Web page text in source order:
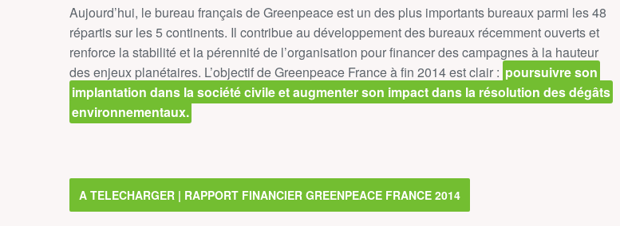
Aujourd’hui, le bureau français de Greenpeace est un des plus importants bureaux parmi les 48
répartis sur les 5 continents. Il contribue au développement des bureaux récemment ouverts et
renforce la stabilité et la pérennité de l’organisation pour financer des campagnes à la hauteur
des enjeux planétaires. L’objectif de Greenpeace France à fin 2014 est clair : poursuivre son
implantation dans la société civile et augmenter son impact dans la résolution des dégâts
environnementaux.
A TELECHARGER | RAPPORT FINANCIER GREENPEACE FRANCE 2014